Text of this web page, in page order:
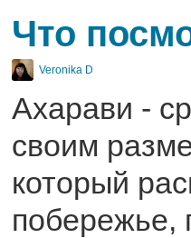
Что
Veronika D
Ахарави -
своим
который
побережье,